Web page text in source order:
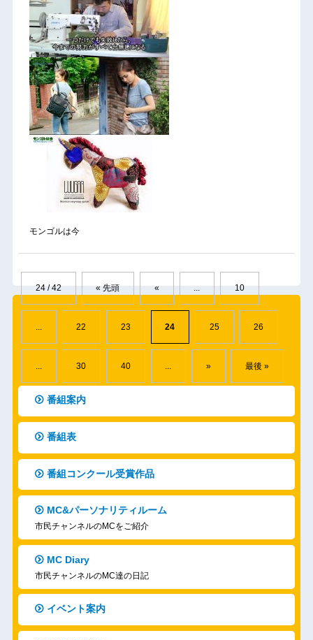
モンゴルは今
24 / 42 « 先頭 « ... 10
... 22 23 24 25 26
30 40 » 最後 »
番組案内
番組表
番組コンクール受賞作品
MC&パーソナリティルーム
市民チャンネルのMCをご紹介
MC Diary
市民チャンネルのMC達の日記
イベント案内